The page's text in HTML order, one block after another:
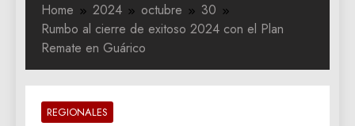
Home 2024 octubre
30
Rumbo al cierre de exitoso 2024 con el Plan
Remate en Guárico
REGIONALES